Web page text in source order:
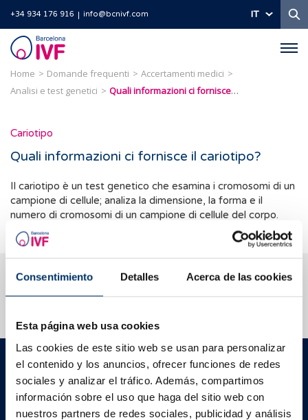
Consentimiento Detalles Acerca de las cookies
Esta página web usa cookies
Las cookies de este sitio web se usan para personalizar
el contenido y los anuncios, ofrecer funciones de redes
sociales y analizar el tráfico. Además, compartimos
información sobre el uso que haga del sitio web con
nuestros partners de redes sociales, publicidad y análisis
+34 934 176 916 info@bcnivf.com IT
Barcelona
IVF
Home Domande frequenti
Accertamenti medici
Analisi e test genetici
Quali informazioni ci fornisce il cariotipo?
Cariotipo
Quali informazioni ci fornisce il cariotipo?
Il cariotipo è un test genetico che esamina i cromosomi di un
campione di cellule; analiza la dimensione, la forma e il
numero di cromosomi di un campione di cellule del corpo.
Ti aiutiamo a risolvere i tuoi dubbi
Barcelona IVF
Edificio Planetarium
C./ Escoles Pies, 103. 08017 - Barcellona (Spagna)
+34 934 176 916
| info@bcnivf.com